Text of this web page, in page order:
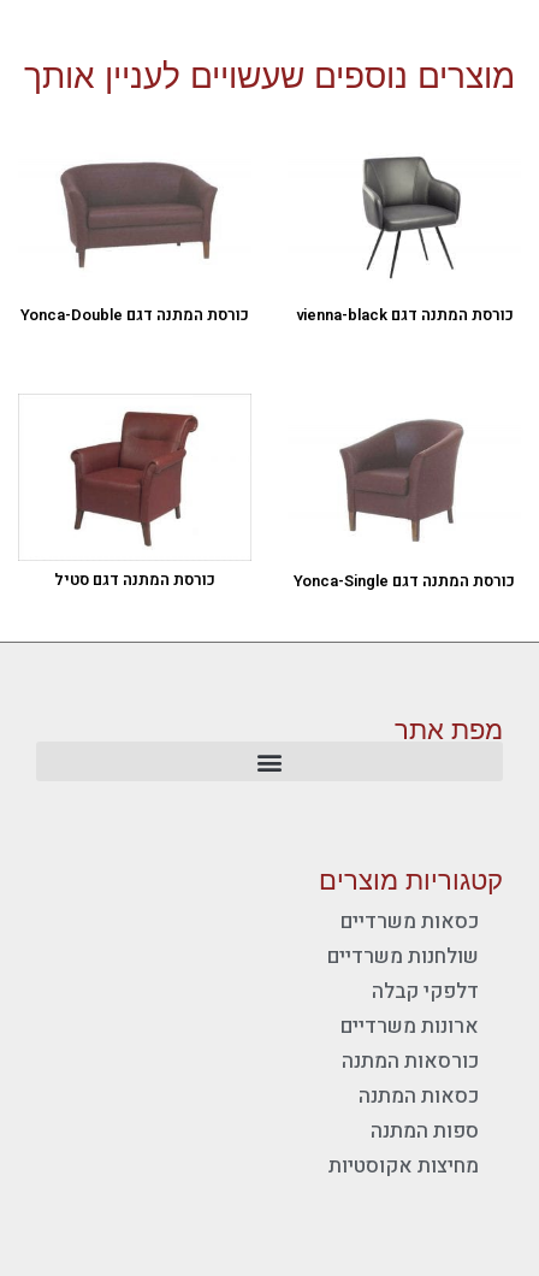
מוצרים נוספים שעשויים לעניין אותך
כורסת המתנה דגם vienna-black כורסת המתנה דגם Yonca-Double
כורסת המתנה דגם Yonca-Single כורסת המתנה דגם סטיל
מפת אתר
קטגוריות מוצרים
כסאות משרדיים
שולחנות משרדיים
דלפקי קבלה
ארונות משרדיים
כורסאות המתנה
כסאות המתנה
ספות המתנה
מחיצות אקוסטיות